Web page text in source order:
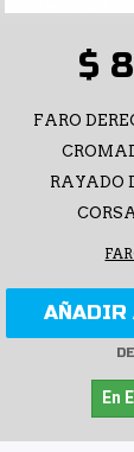
$
FARO
RAYADO
AÑADIR
En